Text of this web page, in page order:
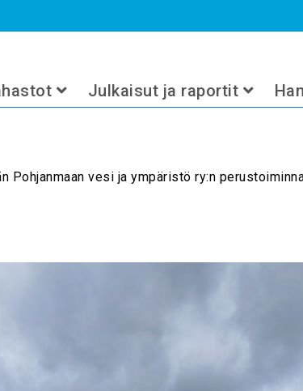
Julkaisut ja raportit
vesi ja ympäristö ry:n